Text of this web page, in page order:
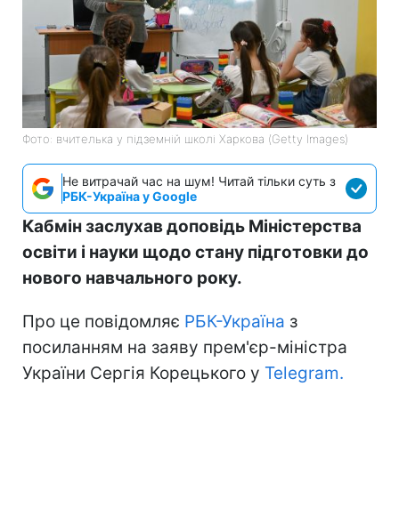
Фото: вчителька у підземній школі Харкова (Getty Images)
Не витрачай час на шум! Читай тільки суть з
РБК-Україна у Google
Кабмін заслухав доповідь Міністерства
освіти і науки щодо стану підготовки до
нового навчального року.
Про це повідомляє РБК-Україна з
посиланням на заяву прем'єр-міністра
України Сергія Корецького у Telegram.